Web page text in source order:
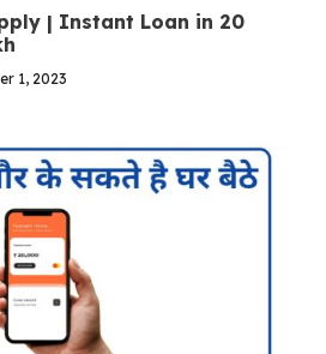
| Instant Loan in 20
1, 2023